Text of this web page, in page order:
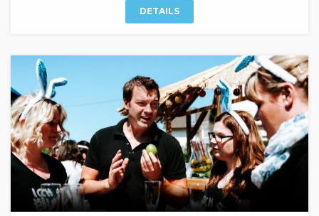
DETAILS